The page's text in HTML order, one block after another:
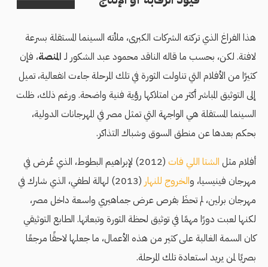
هذا الفراغ الذي تركته الشركات الكبرى، ملأته السينما المستقلة بسرعة
لافتة. لكن، بحسب ما قاله الناقد محمود عبد الشكور لـ المنصة، فإن
كثيرًا من الأفلام التي تناولت الثورة في تلك المرحلة جاءت انفعالية، تميل
إلى التوثيق المباشر أكثر من امتلاكها رؤية فنية واضحة. ورغم ذلك، ظلت
السينما المستقلة هي الواجهة التي تمثل مصر في المهرجانات الدولية،
بحكم بعدها عن منطق السوق وشباك التذاكر.
أفلام مثل الشتا اللي فات
(2012) لإبراهيم البطوط، الذي عُرض في
مهرجان فينيسيا، والخروج للنهار
(2013) لهالة لطفي، الذي شارك في
مهرجان برلين، لم تحظَ بفرص عرض جماهيري واسعة داخل مصر،
لكنها لعبت دورًا مهمًا في توثيق لحظة الثورة وتبعاتها. الطابع التوثيقي
كان السمة الغالبة على كثير من هذه الأعمال، ما جعلها لاحقًا مرجعًا
بصريًا لمن يريد استعادة تلك المرحلة.